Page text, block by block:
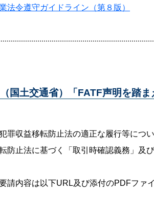
法令遵守ガイドライン（第８版）
国土交通省）「FATF声明を踏
罪収益移転防止法の適正な履行等につ
防止法に基づく「取引時確認義務」及
請内容は以下URL及び添付のPDFファ